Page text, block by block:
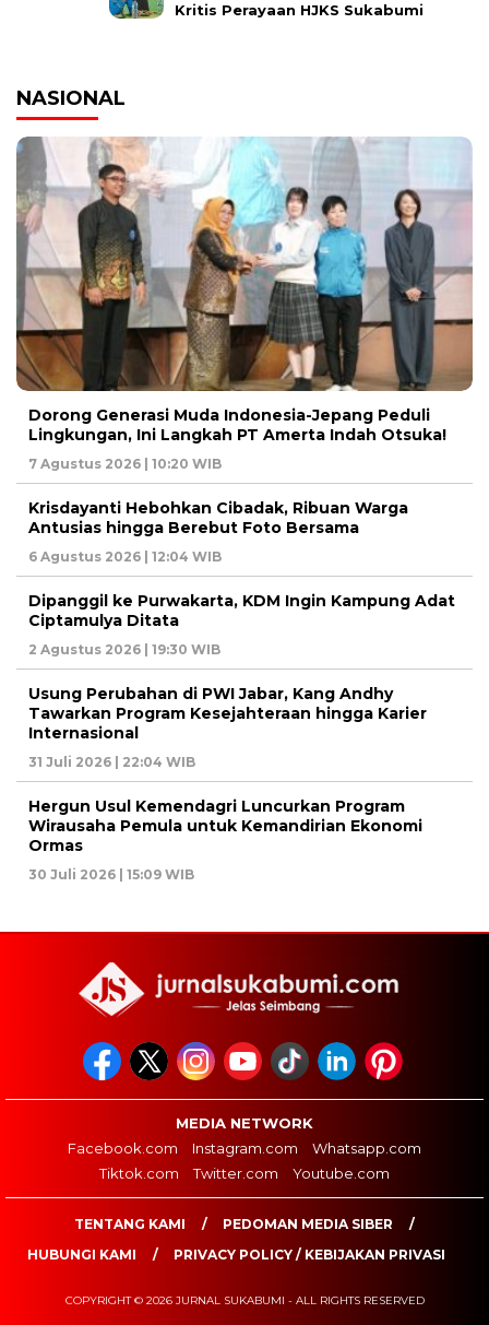
Kritis Perayaan HJKS Sukabumi
NASIONAL
Dorong Generasi Muda Indonesia-Jepang Peduli
Lingkungan, Ini Langkah PT Amerta Indah Otsuka!
7 Agustus 2026 | 10:20 WIB
Krisdayanti Hebohkan Cibadak, Ribuan Warga
Antusias hingga Berebut Foto Bersama
6 Agustus 2026 | 12:04 WIB
Dipanggil ke Purwakarta, KDM Ingin Kampung Adat
Ciptamulya Ditata
2 Agustus 2026 | 19:30 WIB
Usung Perubahan di PWI Jabar, Kang Andhy
Tawarkan Program Kesejahteraan hingga Karier
Internasional
31 Juli 2026 | 22:04 WIB
Hergun Usul Kemendagri Luncurkan Program
Wirausaha Pemula untuk Kemandirian Ekonomi
Ormas
30 Juli 2026 | 15:09 WIB
MEDIA NETWORK
Facebook.com
Instagram.com
Whatsapp.com
Tiktok.com
Twitter.com Youtube.com
TENTANG KAMI
PEDOMAN MEDIA SIBER
HUBUNGI KAMI
PRIVACY POLICY / KEBIJAKAN PRIVASI
COPYRIGHT © 2026 JURNAL SUKABUMI - ALL RIGHTS RESERVED